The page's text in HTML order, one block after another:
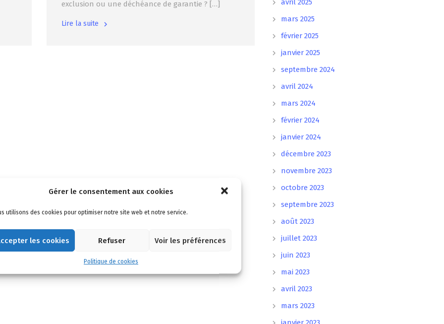
Gérer le consentement aux cookies
utilisons des cookies pour optimiser notre site web et notre service.
les cookies Refuser Voir les préférences
Politique de cookies
exclusion ou une déchéance de garantie ? […]
Lire la suite
avril 2025
mars 2025
février 2025
janvier 2025
septembre 2024
avril 2024
mars 2024
février 2024
janvier 2024
décembre 2023
novembre 2023
octobre 2023
septembre 2023
août 2023
juillet 2023
juin 2023
mai 2023
avril 2023
mars 2023